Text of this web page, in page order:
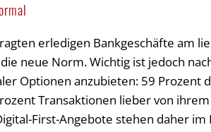
erledigen Bankgeschäfte am
neue Norm. Wichtig ist jedoch
Optionen anzubieten: 59 Prozent
Transaktionen lieber von
First-Angebote stehen daher im